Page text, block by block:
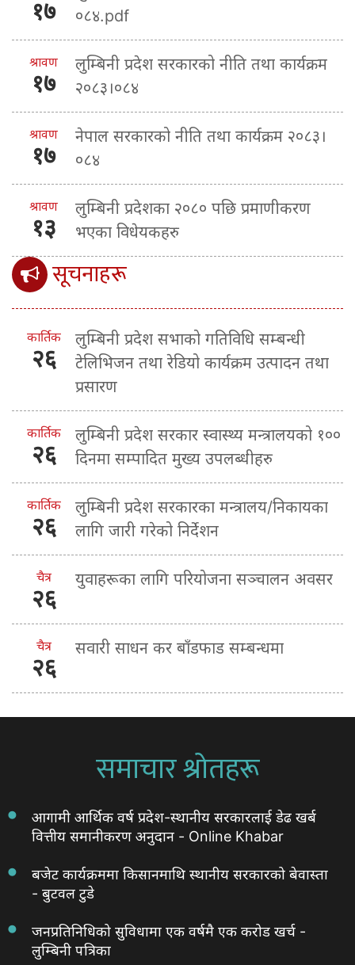
१७
०८४.pdf
श्रावण
१७
लुम्बिनी प्रदेश सरकारको नीति तथा कार्यक्रम
२०८३।०८४
श्रावण
१७
नेपाल सरकारको नीति तथा कार्यक्रम २०८३।
०८४
श्रावण
१३
लुम्बिनी प्रदेशका २०८० पछि प्रमाणीकरण
भएका विधेयकहरु
सूचनाहरू
कार्तिक
२६
लुम्बिनी प्रदेश सभाको गतिविधि सम्बन्धी
टेलिभिजन तथा रेडियो कार्यक्रम उत्पादन तथा
प्रसारण
कार्तिक
२६
लुम्बिनी प्रदेश सरकार स्वास्थ्य मन्त्रालयको १००
दिनमा सम्पादित मुख्य उपलब्धीहरु
कार्तिक
२६
लुम्बिनी प्रदेश सरकारका मन्त्रालय/निकायका
लागि जारी गरेको निर्देशन
चैत्र
२६
युवाहरूका लागि परियोजना सञ्चालन अवसर
चैत्र
२६
सवारी साधन कर बाँडफाड सम्बन्धमा
समाचार श्रोतहरू
आगामी आर्थिक वर्ष प्रदेश-स्थानीय सरकारलाई डेढ खर्ब
वित्तीय समानीकरण अनुदान - Online Khabar
बजेट कार्यक्रममा किसानमाथि स्थानीय सरकारको बेवास्ता
- बुटवल टुडे
जनप्रतिनिधिको सुविधामा एक वर्षमै एक करोड खर्च -
लुम्बिनी पत्रिका